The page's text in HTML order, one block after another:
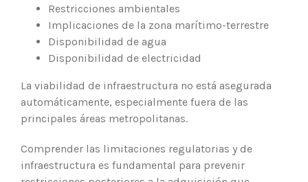
Restricciones ambientales
Implicaciones de la zona marítimo-terrestre
Disponibilidad de agua
Disponibilidad de electricidad
La viabilidad de infraestructura no está asegurada
automáticamente, especialmente fuera de las
principales áreas metropolitanas.
Comprender las limitaciones regulatorias y de
infraestructura es fundamental para prevenir